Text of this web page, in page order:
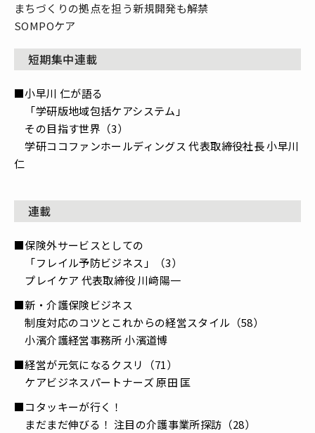
まちづくりの拠点を担う新規開発も解禁
SOMPOケア
短期集中連載
■小早川 仁が語る
「学研版地域包括ケアシステム」
その目指す世界（3）
学研ココファンホールディングス 代表取締役社長 小早川
仁
連載
■保険外サービスとしての
「フレイル予防ビジネス」（3）
プレイケア 代表取締役 川﨑陽一
■新・介護保険ビジネス
制度対応のコツとこれからの経営スタイル（58）
小濱介護経営事務所 小濱道博
■経営が元気になるクスリ（71）
ケアビジネスパートナーズ 原田 匡
■コタッキーが行く！
まだまだ伸びる！ 注目の介護事業所探訪（28）